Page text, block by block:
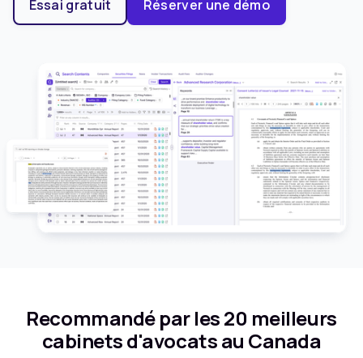
Essai gratuit Réserver une démo
Recommandé par les 20 meilleurs
cabinets d'avocats au Canada